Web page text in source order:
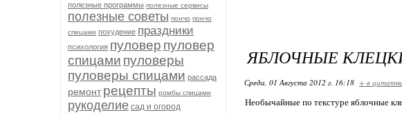
полезные программы полезные сервисы
полезные советы пончо пончо
спицами похудение праздники
психология пуловер пуловер
спицами пуловеры
пуловеры спицами рассада
ремонт рецепты ромбы спицами
рукоделие сад и огород
ЯБЛОЧНЫЕ
Среда, 01 Августа 2012 г. 16:18 + в
Необычайные по текстуре яблочные